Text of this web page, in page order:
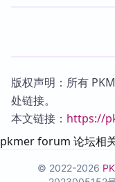
版权声明：所有
处链接。
本文链接： https://
pkmer forum 论坛相
© 2022-2026